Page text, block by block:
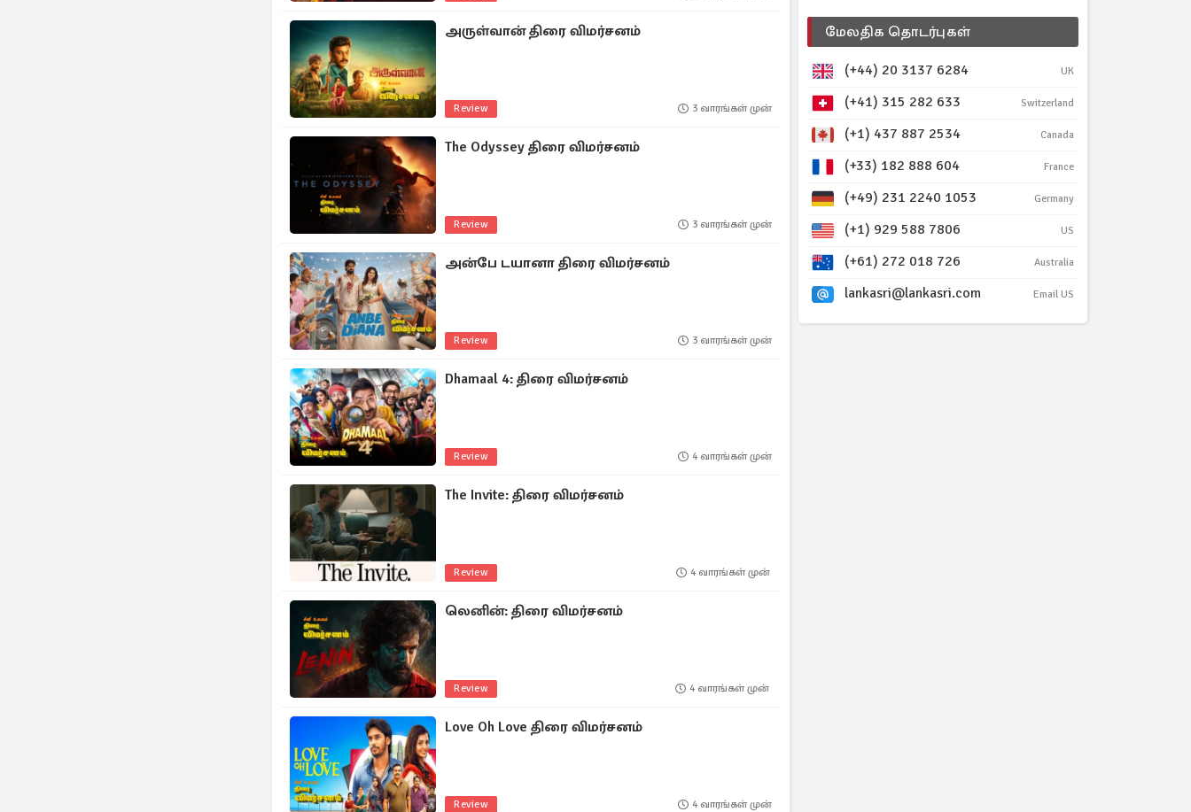
அருள்வான் திரை விமர்சனம்
Review 3 வாரங்கள் முன்
The Odyssey திரை விமர்சனம்
Review 3 வாரங்கள் முன்
அன்பே டயானா திரை விமர்சனம்
Review 3 வாரங்கள் முன்
Dhamaal 4: திரை விமர்சனம்
Review 4 வாரங்கள் முன்
The Invite: திரை விமர்சனம்
Review 4 வாரங்கள் முன்
லெனின்: திரை விமர்சனம்
Review 4 வாரங்கள் முன்
Love Oh Love திரை விமர்சனம்
Review 4 வாரங்கள் முன்
மேலதிக தொடர்புகள்
(+44) 20 3137 6284 UK
(+41) 315 282 633 Switzerland
(+1) 437 887 2534 Canada
(+33) 182 888 604 France
(+49) 231 2240 1053 Germany
(+1) 929 588 7806 US
(+61) 272 018 726 Australia
lankasri@lankasri.com Email US